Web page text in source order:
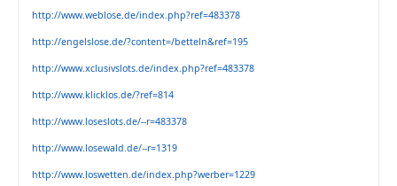
http://www.weblose.de/index.php?ref=483378
http://engelslose.de/?content=/betteln&ref=195
http://www.xclusivslots.de/index.php?ref=483378
http://www.klicklos.de/?ref=814
http://www.loseslots.de/--r=483378
http://www.losewald.de/--r=1319
http://www.loswetten.de/index.php?werber=1229